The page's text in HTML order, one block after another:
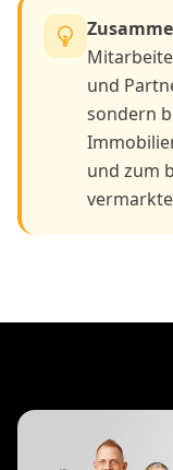
und
sondern
und zum